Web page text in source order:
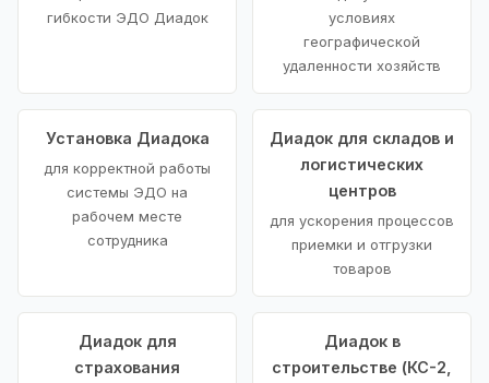
гибкости ЭДО Диадок
условиях
географической
удаленности хозяйств
Установка Диадока
для корректной работы
системы ЭДО на
рабочем месте
сотрудника
Диадок для складов и
логистических
центров
для ускорения процессов
приемки и отгрузки
товаров
Диадок для
страхования
Диадок в
строительстве (КС-2,